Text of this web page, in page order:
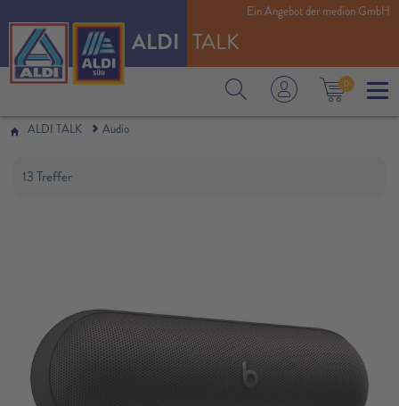
ALDI TALK
0
Ein Angebot der medion GmbH
ALDI TALK Audio
13 Treffer